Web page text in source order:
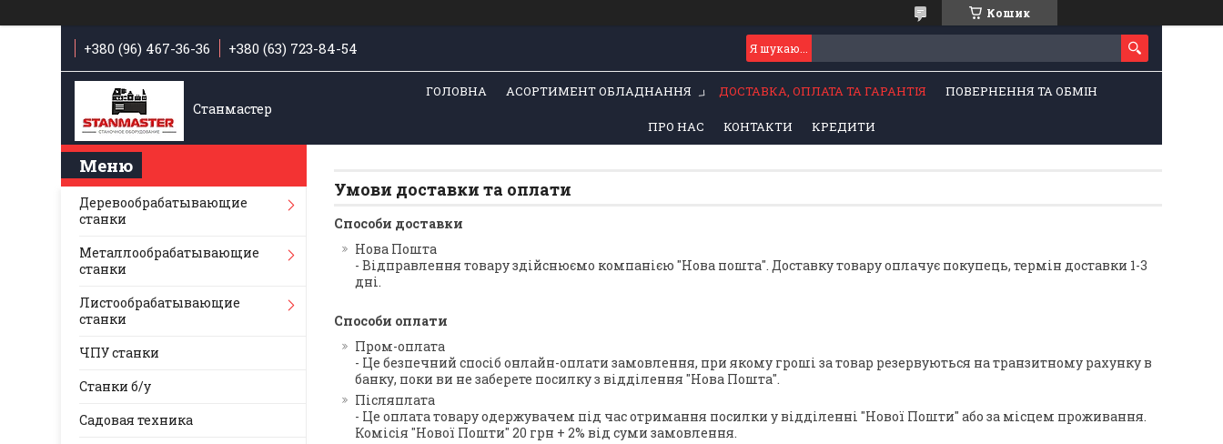
Кошик
+380 (96) 467-36-36 +380 (63) 723-84-54
Станмастер
ГОЛОВНА АСОРТИМЕНТ ОБЛАДНАННЯ ДОСТАВКА, ОПЛАТА ТА ГАРАНТІЯ ПОВЕРНЕННЯ ТА ОБМІН
ПРО НАС КОНТАКТИ КРЕДИТИ
Умови доставки та оплати
Способи доставки
Нова Пошта
- Відправлення товару здійснюємо компанією "Нова пошта". Доставку товару оплачує покупець, термін доставки 1-3
дні.
Способи оплати
Пром-оплата
- Це безпечний спосіб онлайн-оплати замовлення, при якому гроші за товар резервуються на транзитному рахунку в
банку, поки ви не заберете посилку з відділення "Нова Пошта".
Післяплата
- Це оплата товару одержувачем під час отримання посилки у відділенні "Нової Пошти" або за місцем проживання.
Комісія "Нової Пошти" 20 грн + 2% від суми замовлення.
Деревообрабатывающие
станки
Металлообрабатывающие
станки
Листообрабатывающие
станки
ЧПУ станки
Станки б/у
Садовая техника